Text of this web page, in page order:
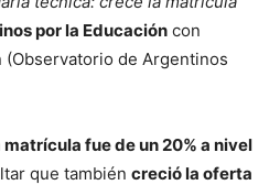
por la Educación con
(Observatorio de Argentinos
fue de un 20% a nivel
que también creció la oferta